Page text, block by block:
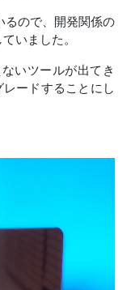
るので、開発関係の
いました。
いツールが出てき
ードすることにし